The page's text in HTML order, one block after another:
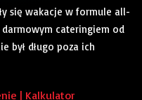
się wakacje w formule all-
cateringiem od
był długo poza ich
| Kalkulator